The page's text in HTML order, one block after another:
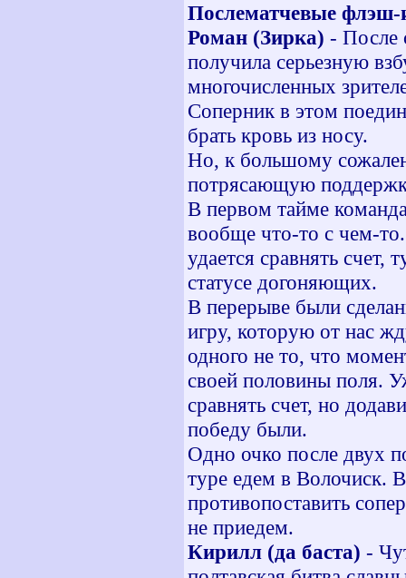
Послематчевые
Роман (Зирка) - После
получила серьезную
многочисленных
Соперник в этом
брать кровь из носу.
Но, к большому
потрясающую
В первом тайме
вообще что-то с чем-
удается сравнять счет,
статусе догоняющих.
В перерыве были
игру, которую от нас
одного не то, что
своей половины поля.
сравнять счет, но
победу были.
Одно очко после двух
туре едем в Волочиск.
противопоставить
не приедем.
Кирилл (да баста) -